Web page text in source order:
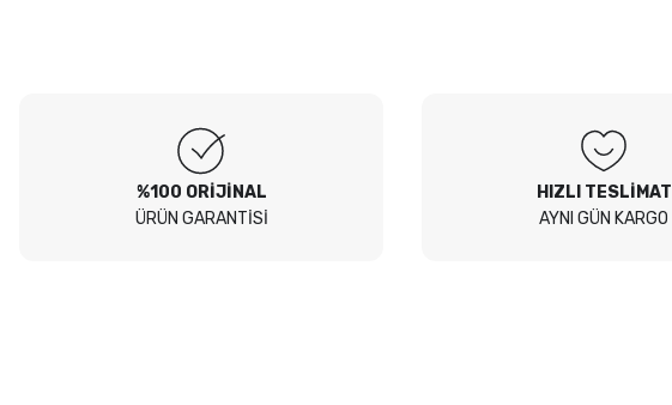
B... I... | 04/08/2026
Siteden yaklaşık 3 yıldır alışveriş yapıyorum bir sıkıntı yaşamadım
%100 ORİJİNAL
ÜRÜN GARANTİSİ
HIZLI TESLİMAT
AYNI GÜN KARGO